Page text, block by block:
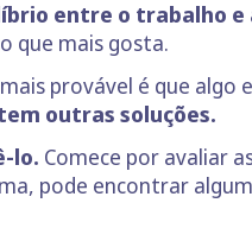
entre o trabalho e
que mais gosta.
provável é que algo
outras soluções.
lo. Comece por avaliar
pode encontrar